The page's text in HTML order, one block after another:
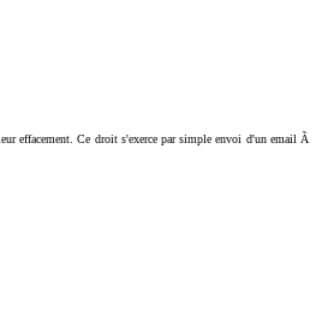
effacement. Ce droit s'exerce par simple envoi d'un email Ã